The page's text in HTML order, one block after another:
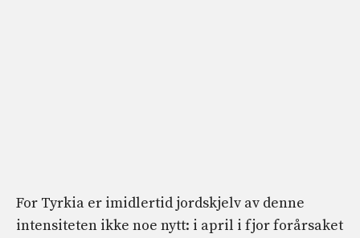
For Tyrkia er imidlertid jordskjelv av denne
intensiteten ikke noe nytt: i april i fjor forårsaket